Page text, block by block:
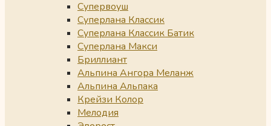
Супервоуш
Суперлана Классик
Суперлана Классик Батик
Суперлана Макси
Бриллиант
Альпина Ангора Меланж
Альпина Альпака
Крейзи Колор
Мелодия